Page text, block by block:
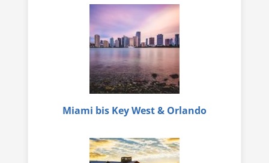
Miami bis Key West & Orlando